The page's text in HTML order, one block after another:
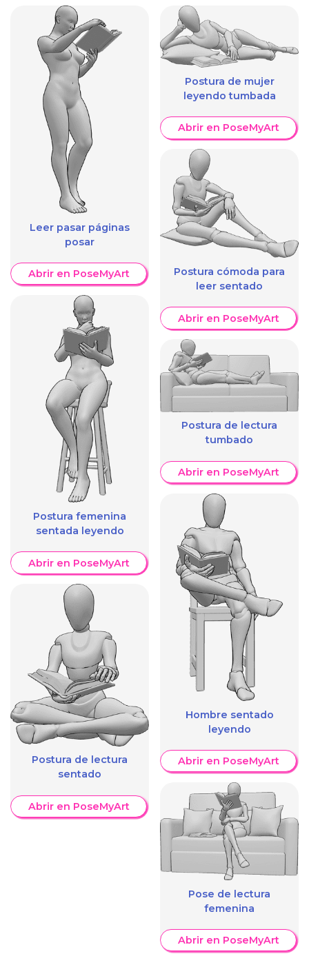
Leer pasar páginas
posar
Abrir en PoseMyArt
Postura femenina
sentada leyendo
Abrir en PoseMyArt
Postura de lectura
sentado
Abrir en PoseMyArt
Postura de mujer
leyendo tumbada
Abrir en PoseMyArt
Postura cómoda para
leer sentado
Abrir en PoseMyArt
Postura de lectura
tumbado
Abrir en PoseMyArt
Hombre sentado
leyendo
Abrir en PoseMyArt
Pose de lectura
femenina
Abrir en PoseMyArt